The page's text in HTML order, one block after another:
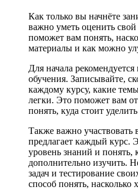
Как только вы начнёте
важно уметь оценить
поможет вам понять,
материалы и как можно
Для начала
обучения. Записывайте,
каждому курсу, какие
легки. Это поможет вам
понять, куда стоит
Также важно участвовать
предлагает каждый курс.
уровень знаний и понять,
дополнительно изучить.
задач и тестирование
способ понять,